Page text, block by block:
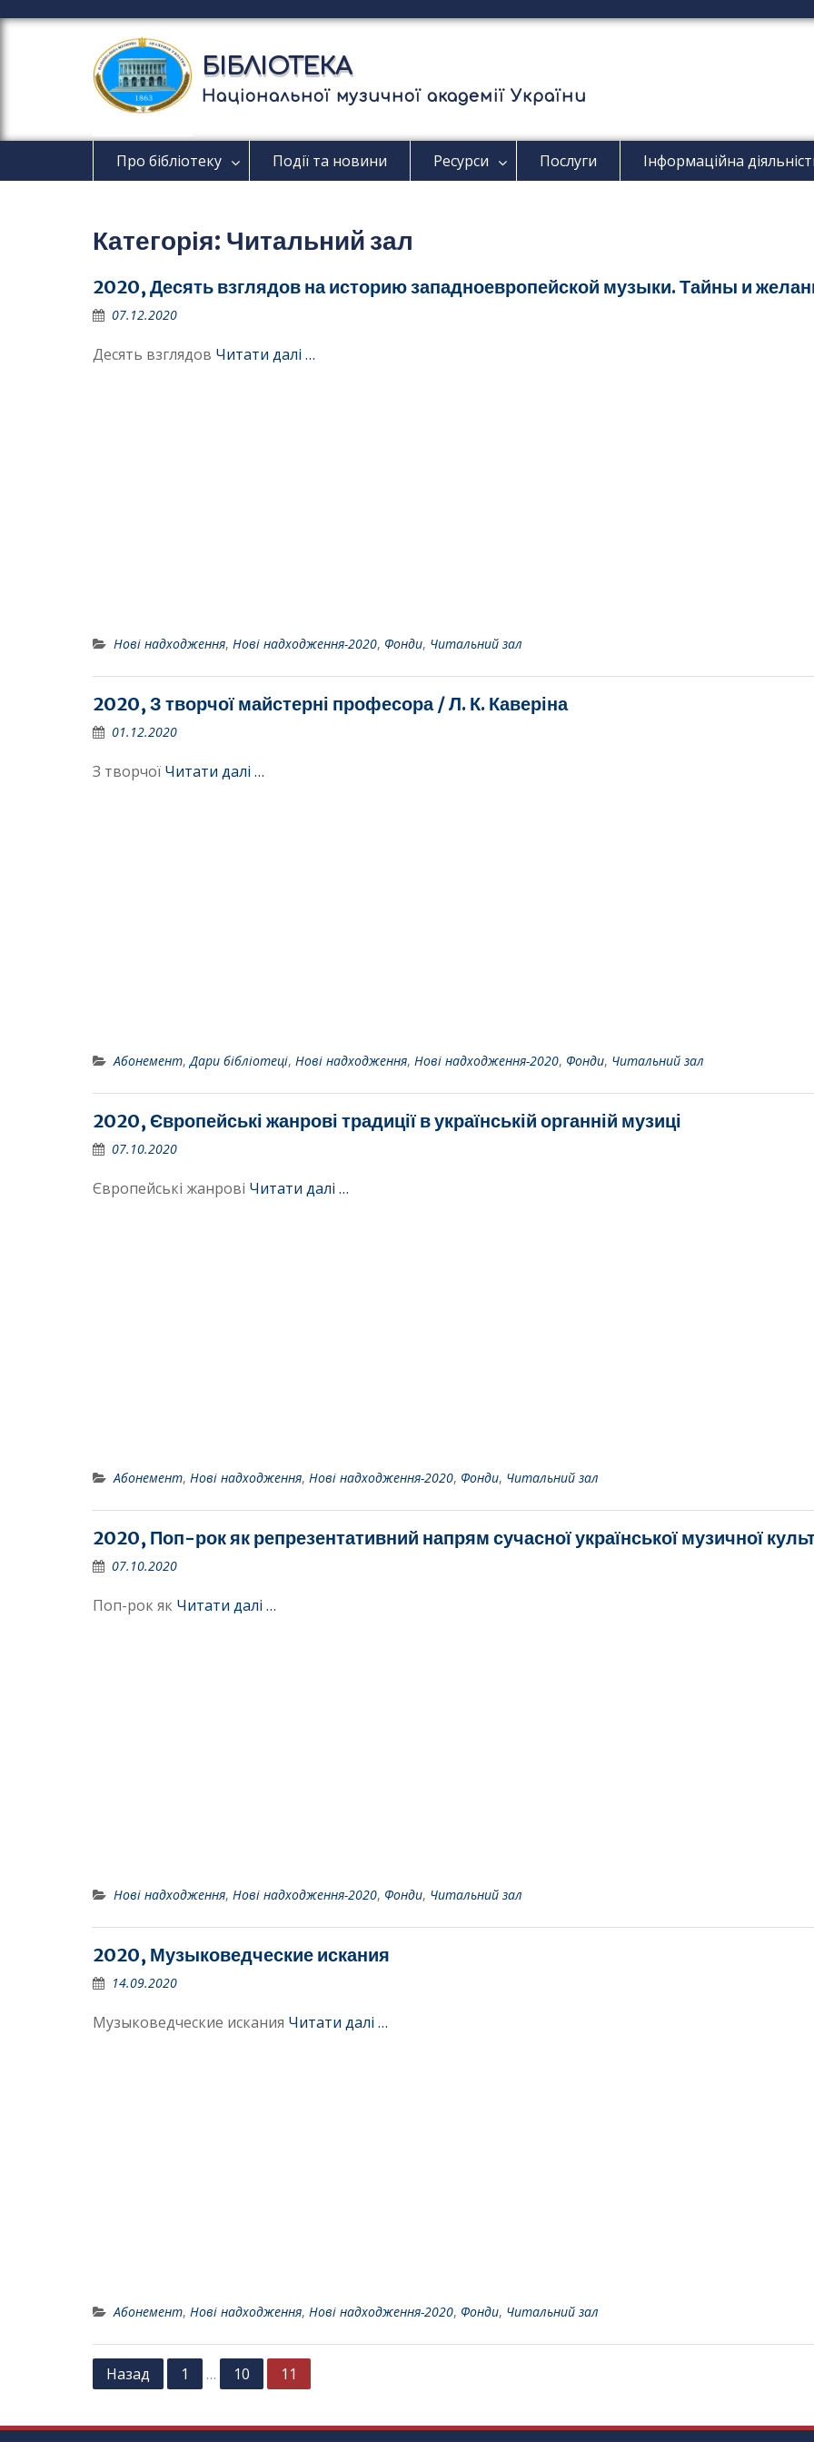
е
д
в
БІБЛІОТЕКА
Національної музичної академії України
Про бібліотеку Події та новини Ресурси Послуги Інформаційна
Категорія: Читальний зал
2020, Десять взглядов на историю западноевропейской музыки. Тайны и
07.12.2020
Десять взглядов Читати далі …
Нові надходження, Нові надходження-2020, Фонди, Читальний зал
2020, З творчої майстерні професора / Л. К. Каверіна
01.12.2020
З творчої Читати далі …
Абонемент,Дари бібліотеці, Нові надходження, Нові надходження-2020, Фонди, Читальний зал
2020, Європейські жанрові традиції в українській органній музиці
07.10.2020
Європейські жанрові Читати далі …
Абонемент, Нові надходження, Нові надходження-2020, Фонди, Читальний зал
2020, Поп-рок як репрезентативний напрям сучасної української музичної
07.10.2020
Поп-рок як Читати далі …
Нові надходження, Нові надходження-2020, Фонди, Читальний зал
2020, Музыковедческие искания
14.09.2020
Музыковедческие искания Читати далі …
Абонемент, Нові надходження, Нові надходження-2020, Фонди, Читальний зал
в
Назад 1 … 10 11